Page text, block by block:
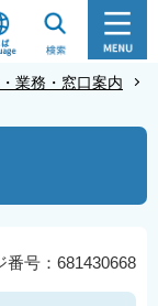
業務・窓口案内
番号：681430668